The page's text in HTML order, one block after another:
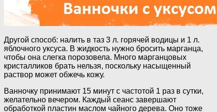
Другой способ: налить в таз 3 л. горячей водицы и 1 л.
яблочного уксуса. В жидкость нужно бросить марганца,
чтобы она слегка порозовела. Много марганцовых
кристалликов брать нельзя, поскольку насыщенный
раствор может обжечь кожу.
Ванночку принимают 15 минут с частотой 1 раз в сутки,
желательно вечером. Каждый сеанс завершают
обработкой пластин маслом чайного дерева. Оно тоже